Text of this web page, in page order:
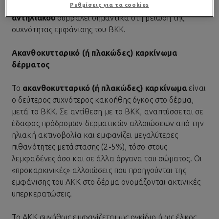
ειδικός ρουχισμός) και μεσωστή χρήση κατάλληλου
αντηλιακούσυμβάλει σημαντικά στη μείωση της
συχνότητας εμφάνισης του ΒΚΚ.
Ακανθοκυτταρικό (ή πλακώδες) καρκίνωμα
δέρματος
Το ακανθοκυτταρικό (ή πλακώδες) καρκίνωμα είναι
ο δεύτερος συχνότερος κακοήθης όγκος στο δέρμα,
μετά το ΒΚΚ. Σε αντίθεση με το ΒΚΚ, αναπτύσσεται σε
έδαφος πρόδρομων δερματικών αλλοιώσεων από την
ηλιακή ακτινοβολία και εμφανίζει μεγαλύτερες
πιθανότητες μετάστασης (2-5%), τόσο στους
λεμφαδένες όσο και σε άλλα όργανα του σώματος. Οι
«προκαρκινικές» αλλοιώσεις που προηγούνται της
εμφάνισης του ΑΚΚ στο δέρμα ονομάζονται ακτινικές
υπερκερατώσεις.
Το ΑΚΚ συνήθως εμφανίζεται ως ογκίδιο ή ως έλκος
Ρυθμίσεις για τα cookies